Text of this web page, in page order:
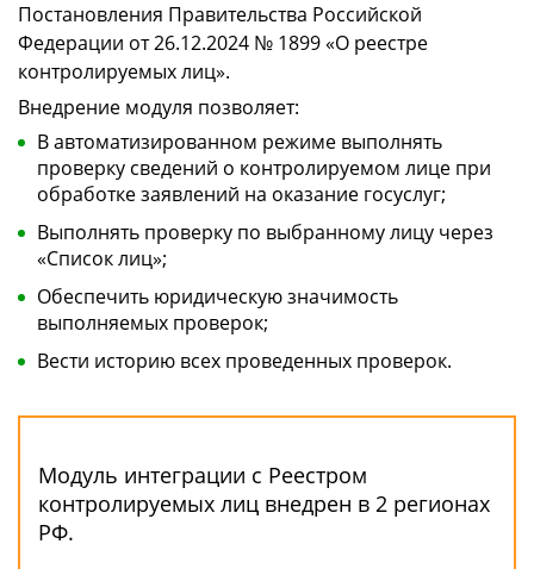
Постановления Правительства Российской
Федерации от 26.12.2024 № 1899 «О реестре
контролируемых лиц».
Внедрение модуля позволяет:
В автоматизированном режиме выполнять
проверку сведений о контролируемом лице при
обработке заявлений на оказание госуслуг;
Выполнять проверку по выбранному лицу через
«Список лиц»;
Обеспечить юридическую значимость
выполняемых проверок;
Вести историю всех проведенных проверок.
Модуль интеграции с Реестром
контролируемых лиц внедрен в 2 регионах
РФ.